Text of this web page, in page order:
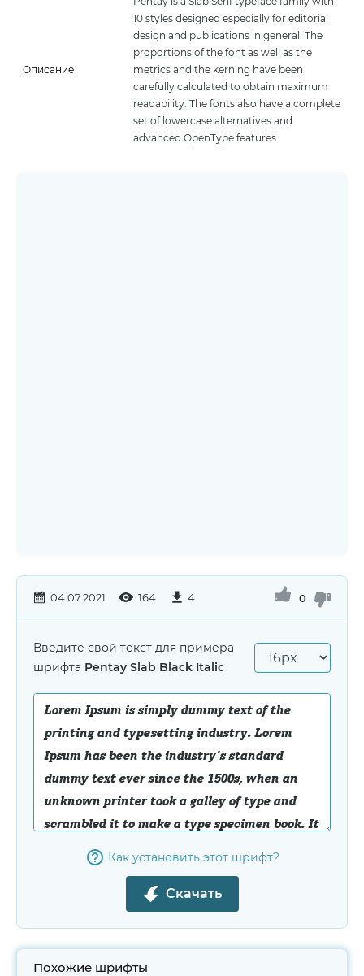
Описание
10 styles designed especially for editorial
design and publications in general. The
proportions of the font as well as the
metrics and the kerning have been
carefully calculated to obtain maximum
readability. The fonts also have a complete
set of lowercase alternatives and
advanced OpenType features
04.07.2021 164 4 0
Введите свой текст для примера
шрифта Pentay Slab Black Italic
Как установить этот шрифт?
Скачать
Похожие шрифты